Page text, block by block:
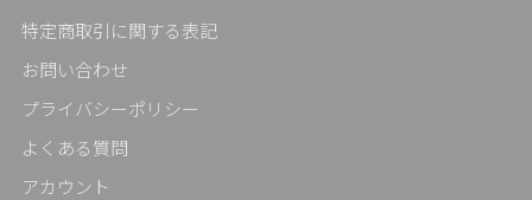
特定商取引に関する表記
お問い合わせ
プライバシーポリシー
よくある質問
アカウント